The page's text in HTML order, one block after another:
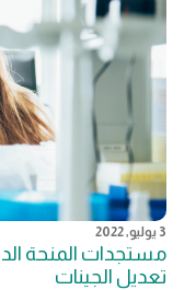
3 يوليو, 2022
مستجدات المنحة
تعديل الجينات